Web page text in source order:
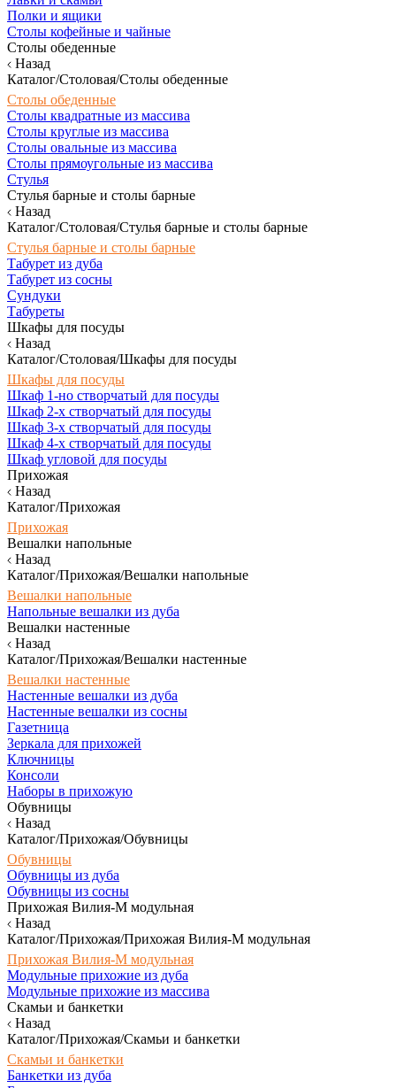
Полки и ящики
Столы кофейные и чайные
Столы обеденные
Назад
Каталог/Столовая/Столы обеденные
Столы обеденные
Столы квадратные из массива
Столы круглые из массива
Столы овальные из массива
Столы прямоугольные из массива
Стулья
Стулья барные и столы барные
Назад
Каталог/Столовая/Стулья барные и столы барные
Стулья барные и столы барные
Табурет из дуба
Табурет из сосны
Сундуки
Табуреты
Шкафы для посуды
Назад
Каталог/Столовая/Шкафы для посуды
Шкафы для посуды
Шкаф 1-но створчатый для посуды
Шкаф 2-х створчатый для посуды
Шкаф 3-х створчатый для посуды
Шкаф 4-х створчатый для посуды
Шкаф угловой для посуды
Прихожая
Назад
Каталог/Прихожая
Прихожая
Вешалки напольные
Назад
Каталог/Прихожая/Вешалки напольные
Вешалки напольные
Напольные вешалки из дуба
Вешалки настенные
Назад
Каталог/Прихожая/Вешалки настенные
Вешалки настенные
Настенные вешалки из дуба
Настенные вешалки из сосны
Газетница
Зеркала для прихожей
Ключницы
Консоли
Наборы в прихожую
Обувницы
Назад
Каталог/Прихожая/Обувницы
Обувницы
Обувницы из дуба
Обувницы из сосны
Прихожая Вилия-М модульная
Назад
Каталог/Прихожая/Прихожая Вилия-М модульная
Прихожая Вилия-М модульная
Модульные прихожие из дуба
Модульные прихожие из массива
Скамьи и банкетки
Назад
Каталог/Прихожая/Скамьи и банкетки
Скамьи и банкетки
Банкетки из дуба